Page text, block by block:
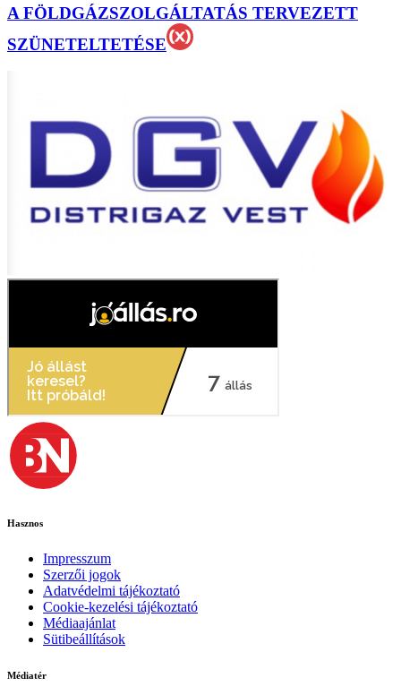
A FÖLDGÁZSZOLGÁLTATÁS TERVEZETT
SZÜNETELTETÉSE
Hasznos
Impresszum
Szerzői jogok
Adatvédelmi tájékoztató
Cookie-kezelési tájékoztató
Médiaajánlat
Sütibeállítások
Médiatér